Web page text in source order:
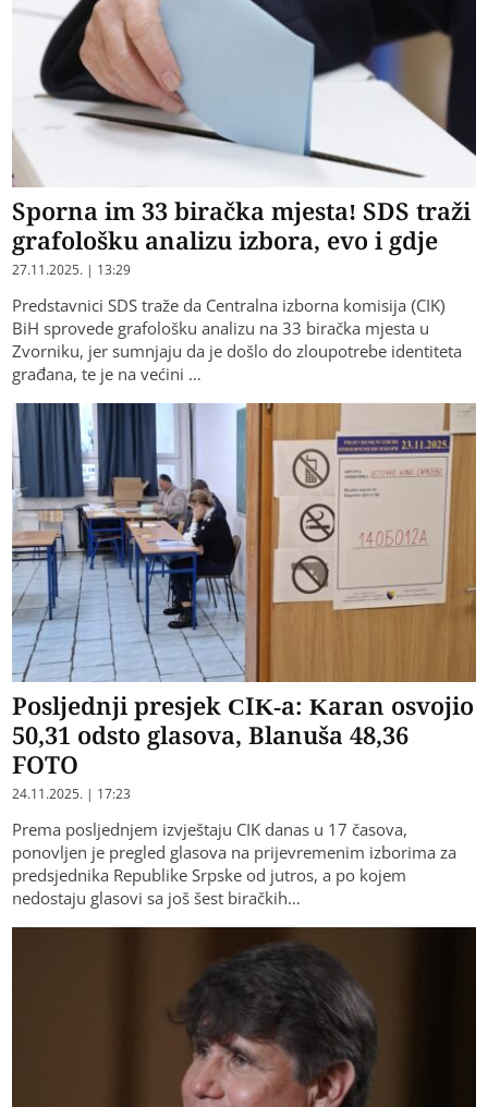
Sporna im 33 biračka mjesta! SDS traži
grafološku analizu izbora, evo i gdje
27.11.2025. | 13:29
Predstavnici SDS traže da Centralna izborna komisija (CIK)
BiH sprovede grafološku analizu na 33 biračka mjesta u
Zvorniku, jer sumnjaju da je došlo do zloupotrebe identiteta
građana, te je na većini …
Posljednji presjek CIK-a: Karan osvojio
50,31 odsto glasova, Blanuša 48,36
FOTO
24.11.2025. | 17:23
Prema posljednjem izvještaju CIK danas u 17 časova,
ponovljen je pregled glasova na prijevremenim izborima za
predsjednika Republike Srpske od jutros, a po kojem
nedostaju glasovi sa još šest biračkih…